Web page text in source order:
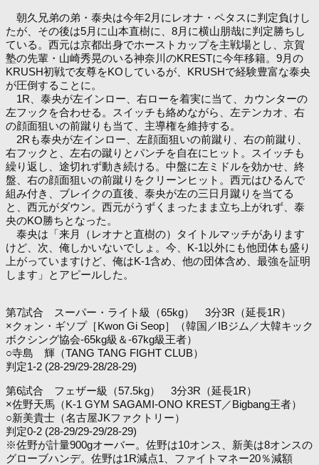
朝久兄弟の弟・泰央は今年2月にレオナ・ペタスに判定負けし
たが、その後は5月に山本直樹に、8月に横山朋哉に判定勝ちし
ている。西元は京都出身でホーストカップを主戦場とし、京賀
塾の先輩・山崎秀晃のいる神奈川のKRESTに今年移籍。9月の
KRUSH初戦で友尊をKOしているが、KRUSHで経験豊富な泰央
が圧倒することに。
1R、泰央が左インロー、右ローを着実に当て、カウンターの
左フックを合わせる。スイッチも絡めながら、左テンカオ、右
の顔面狙いの前蹴りも当て、主導権を維持する。
2Rも泰央が左インロー、左顔面狙いの前蹴り、右の前蹴り、
右フックと、左右の蹴りとパンチを自在にヒット。スイッチも
繰り返し、途切れず動き続ける。中盤に左ミドルを効かせ、終
盤、右の顔面狙いの前蹴りをクリーンヒット。西元はひるんで
組み付き、ブレイクの直後、泰央が左の三日月蹴りを当てる
と、西元がダウン。西元がうずくまったまま立ち上がれず、泰
央のKO勝ちとなった。
泰央は「来月（レオナと直樹の）タイトルマッチがあります
けど、次、俺しかいないでしょ。今、K-1以外にも他団体も盛り
上がっていますけど、俺はK-1含め、他の団体含め、最強を証明
します」とアピールした。
第7試合 スーパー・ライト級（65kg） 3分3R（延長1R）
×クォン・ギソプ［Kwon Gi Seop］（韓国／IBジム／大韓キック
ボクシング協会-65kg級＆-67kg級王者）
○寺島 輝（TANG TANG FIGHT CLUB）
判定1-2 (28-29/29-28/28-29)
第6試合 フェザー級（57.5kg） 3分3R（延長1R）
×佐野天馬（K-1 GYM SAGAMI-ONO KREST／Bigbang王者）
○新美貴士（名古屋JKファクトリー）
判定0-2 (28-29/29-29/28-29)
※佐野が計量900gオーバー。佐野は10オンス、新美は8オンスの
グローブハンデ。佐野は1R減点1、ファイトマネー20％減額